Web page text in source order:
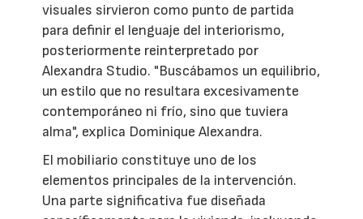
visuales sirvieron como punto de partida
para definir el lenguaje del interiorismo,
posteriormente reinterpretado por
Alexandra Studio. "Buscábamos un equilibrio,
un estilo que no resultara excesivamente
contemporáneo ni frío, sino que tuviera
alma", explica Dominique Alexandra.
El mobiliario constituye uno de los
elementos principales de la intervención.
Una parte significativa fue diseñada